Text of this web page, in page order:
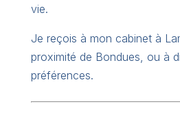
vie.
Je reçois à mon cabinet à
proximité de Bondues, ou à
préférences.